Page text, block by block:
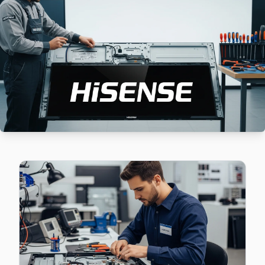
Hisense TV Esentepe adresinde firmware güncellemesi
Şişli Hisense Servis →
Eskişehir Hisense Servis
Eskişehir mahallesi Hisense TV servisinde şeffaf
Eskişehir Hisense Açılmıyor Arıza →
Feriköy Hisense Servis
Feriköy bölgesindeki Hisense kullanıcıları için haftanın
Fulya Hisense Servis
Fulya sakinlerine özel: Hisense TV tamirinde parça değişimi
Şişli TV Servis Merkezi →
Gülbahar Hisense Servis
Şişli'da Gülbahar mahallesi Hisense kullanıcıları arıza